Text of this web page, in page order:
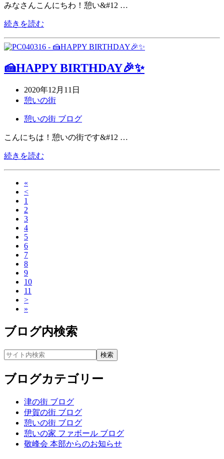
みなさんこんにちわ！憩い&#12 …
続きを読む
🍰HAPPY BIRTHDAY🎉✨
2020年12月11日
憩いの街
憩いの街 ブログ
こんにちは！憩いの街です&#12 …
続きを読む
«
<
1
2
3
4
5
6
7
8
9
10
11
>
»
ブログ内検索
ブログカテゴリー
津の街 ブログ
伊賀の街 ブログ
憩いの街 ブログ
憩いの家 ファボール ブログ
敬峰会 本部からのお知らせ